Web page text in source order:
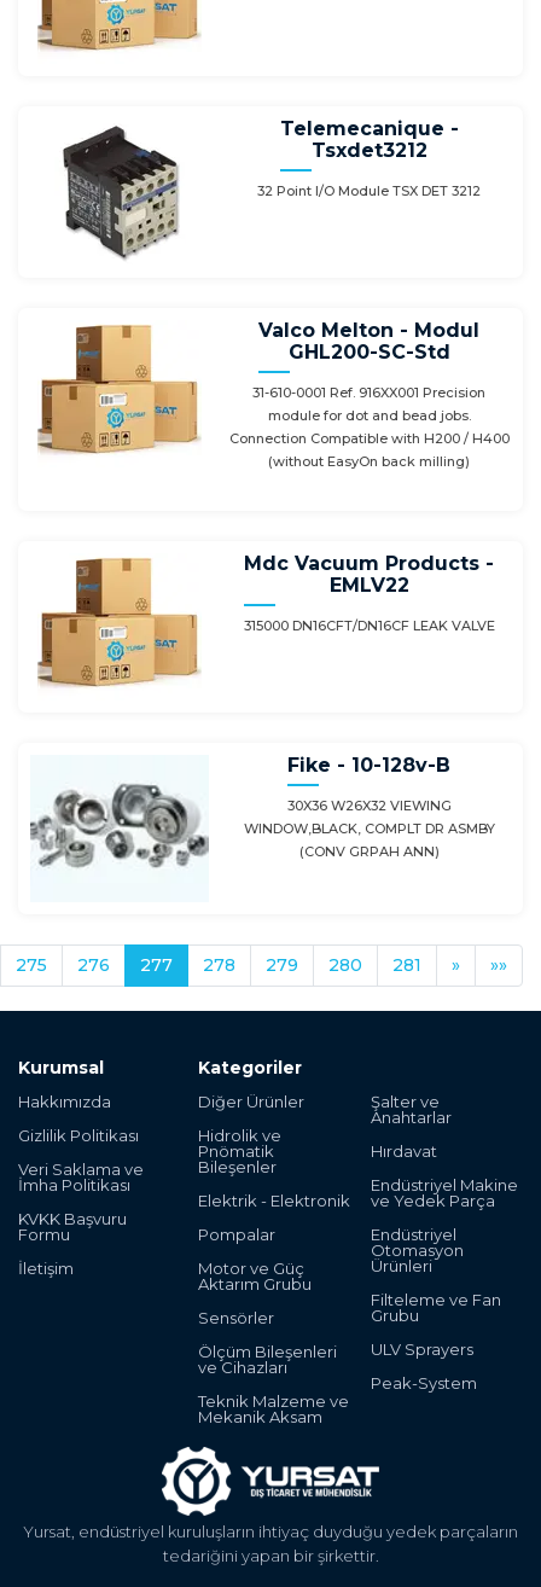
Telemecanique -
Tsxdet3212
32 Point I/O Module TSX DET 3212
Valco Melton - Modul
GHL200-SC-Std
31-610-0001 Ref. 916XX001 Precision
module for dot and bead jobs.
Connection Compatible with H200 / H400
(without EasyOn back milling)
Mdc Vacuum Products -
EMLV22
315000 DN16CFT/DN16CF LEAK VALVE
Fike - 10-128v-B
30X36 W26X32 VIEWING
WINDOW,BLACK, COMPLT DR ASMBY
(CONV GRPAH ANN)
275 276 277 278 279 280 281 » »»
Yursat, endüstriyel kuruluşların ihtiyaç duyduğu yedek parçaların
tedariğini yapan bir şirkettir.
Kurumsal
Hakkımızda
Gizlilik Politikası
Veri Saklama ve
İmha Politikası
KVKK Başvuru
Formu
İletişim
Kategoriler
Diğer Ürünler
Hidrolik ve
Pnömatik
Bileşenler
Elektrik - Elektronik
Pompalar
Motor ve Güç
Aktarım Grubu
Sensörler
Ölçüm Bileşenleri
ve Cihazları
Teknik Malzeme ve
Mekanik Aksam
Şalter ve
Anahtarlar
Hırdavat
Endüstriyel Makine
ve Yedek Parça
Endüstriyel
Otomasyon
Ürünleri
Filteleme ve Fan
Grubu
ULV Sprayers
Peak-System